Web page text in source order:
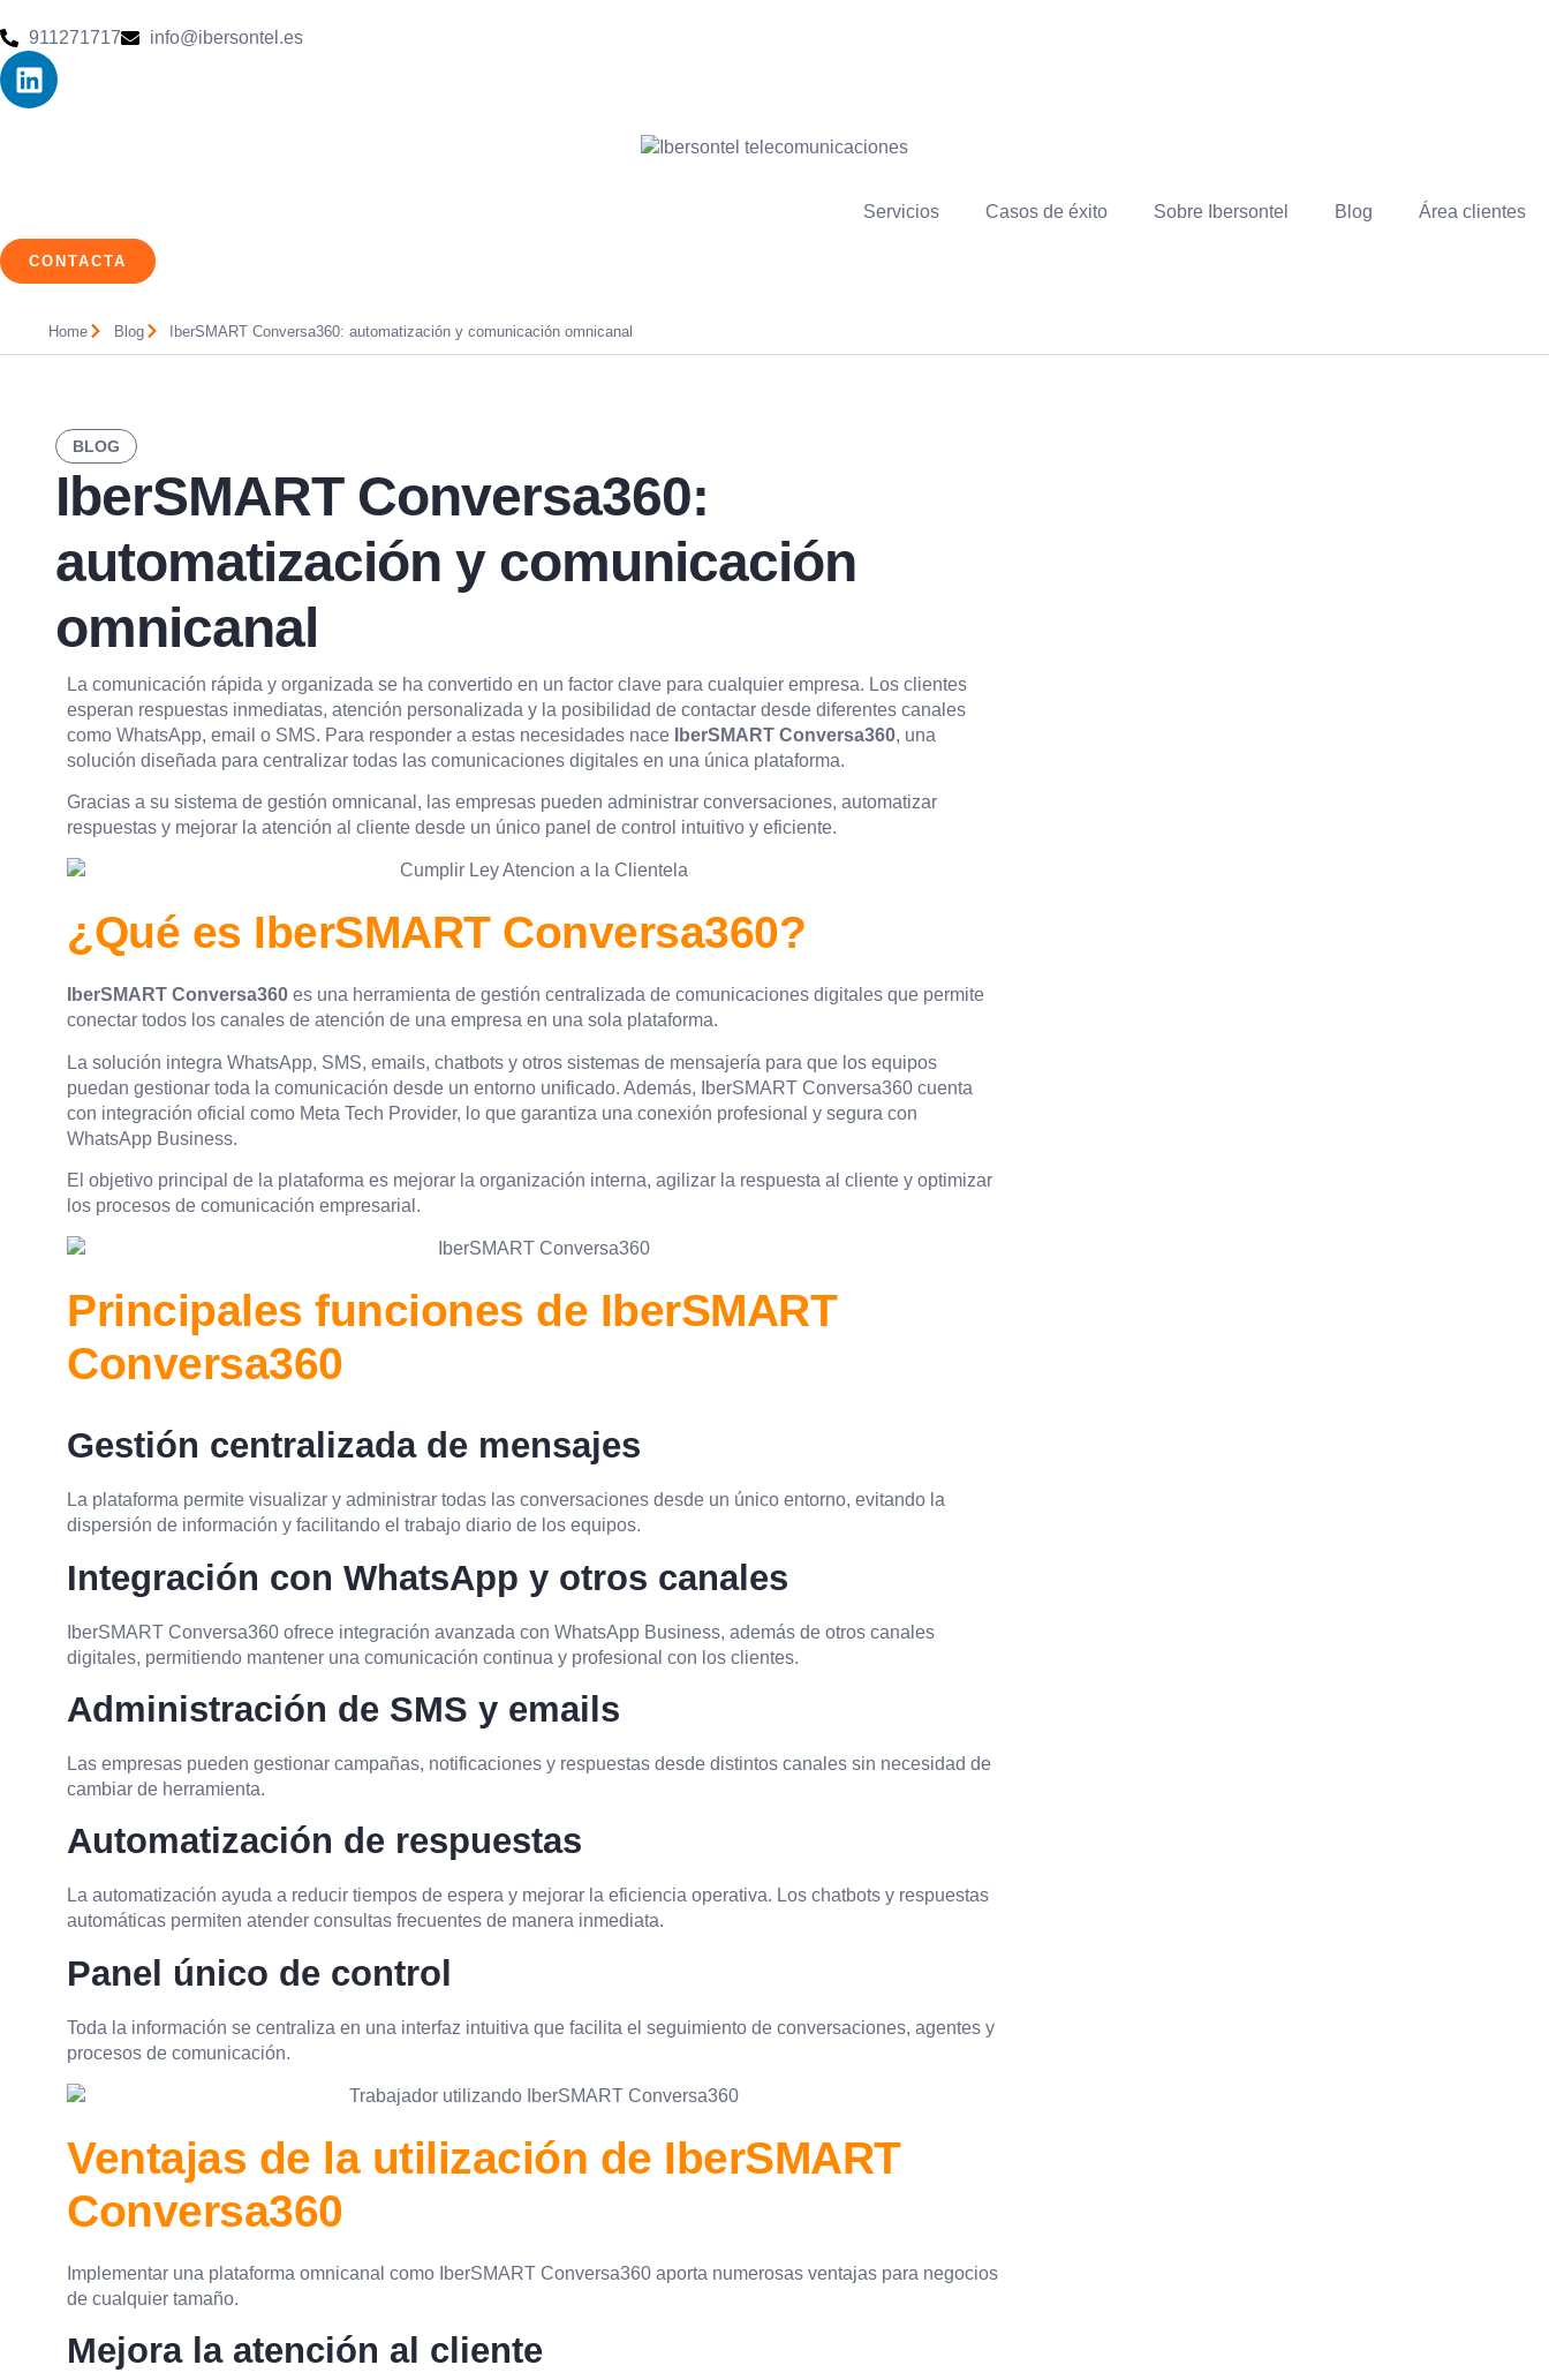
911271717 info@ibersontel.es
Servicios Casos de éxito Sobre Ibersontel Blog Área clientes
CONTACTA
Home Blog IberSMART Conversa360: automatización y comunicación omnicanal
BLOG
IberSMART Conversa360:
automatización y comunicación
omnicanal
La comunicación rápida y organizada se ha convertido en un factor clave para cualquier empresa. Los clientes
esperan respuestas inmediatas, atención personalizada y la posibilidad de contactar desde diferentes canales
como WhatsApp, email o SMS. Para responder a estas necesidades nace IberSMART Conversa360, una
solución diseñada para centralizar todas las comunicaciones digitales en una única plataforma.
Gracias a su sistema de gestión omnicanal, las empresas pueden administrar conversaciones, automatizar
respuestas y mejorar la atención al cliente desde un único panel de control intuitivo y eficiente.
¿Qué es IberSMART Conversa360?
IberSMART Conversa360 es una herramienta de gestión centralizada de comunicaciones digitales que permite
conectar todos los canales de atención de una empresa en una sola plataforma.
La solución integra WhatsApp, SMS, emails, chatbots y otros sistemas de mensajería para que los equipos
puedan gestionar toda la comunicación desde un entorno unificado. Además, IberSMART Conversa360 cuenta
con integración oficial como Meta Tech Provider, lo que garantiza una conexión profesional y segura con
WhatsApp Business.
El objetivo principal de la plataforma es mejorar la organización interna, agilizar la respuesta al cliente y optimizar
los procesos de comunicación empresarial.
Principales funciones de IberSMART
Conversa360
Gestión centralizada de mensajes
La plataforma permite visualizar y administrar todas las conversaciones desde un único entorno, evitando la
dispersión de información y facilitando el trabajo diario de los equipos.
Integración con WhatsApp y otros canales
IberSMART Conversa360 ofrece integración avanzada con WhatsApp Business, además de otros canales
digitales, permitiendo mantener una comunicación continua y profesional con los clientes.
Administración de SMS y emails
Las empresas pueden gestionar campañas, notificaciones y respuestas desde distintos canales sin necesidad de
cambiar de herramienta.
Automatización de respuestas
La automatización ayuda a reducir tiempos de espera y mejorar la eficiencia operativa. Los chatbots y respuestas
automáticas permiten atender consultas frecuentes de manera inmediata.
Panel único de control
Toda la información se centraliza en una interfaz intuitiva que facilita el seguimiento de conversaciones, agentes y
procesos de comunicación.
Ventajas de la utilización de IberSMART
Conversa360
Implementar una plataforma omnicanal como IberSMART Conversa360 aporta numerosas ventajas para negocios
de cualquier tamaño.
Mejora la atención al cliente